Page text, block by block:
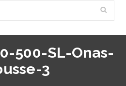
500-SL-Onas-
3